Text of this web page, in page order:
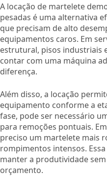
A locação de martelete
pesadas é uma alternativa
que precisam de alto
equipamentos caros. Em
estrutural, pisos industriais
contar com uma máquina
diferença.
Além disso, a locação
equipamento conforme a
fase, pode ser necessário
para remoções pontuais.
preciso um martelete mais
rompimentos intensos.
manter a produtividade
orçamento.